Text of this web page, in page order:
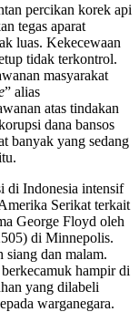
percikan korek api
tegas aparat
luas. Kekecewaan
tidak terkontrol.
masyarakat
” alias
atas tindakan
dana bansos
banyak yang sedang
di Indonesia intensif
Serikat terkait
George Floyd oleh
di Minnepolis.
siang dan malam.
hampir di
yang dilabeli
warganegara.